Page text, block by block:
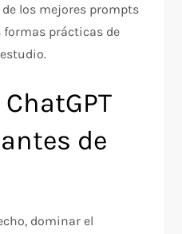
los mejores prompts
formas prácticas de
de
dominar el